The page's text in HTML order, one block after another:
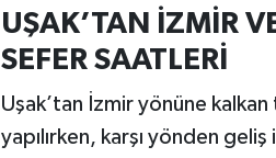
UŞAK’TAN İZMİR
SEFER SAATLERİ
Uşak’tan İzmir yönüne
yapılırken, karşı yönden